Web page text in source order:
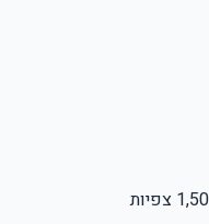
צפיות